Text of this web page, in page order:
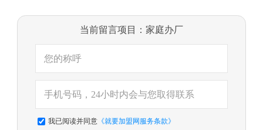
当前留言项目：家庭办厂
我已阅读并同意《就要加盟网服务条款》